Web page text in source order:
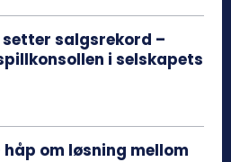
salgsrekord –
i selskapets
om løsning mellom